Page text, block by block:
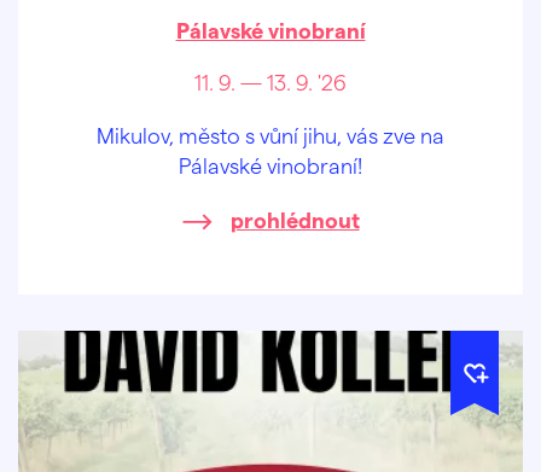
Pálavské vinobraní
11. 9. — 13. 9. '26
Mikulov, město s vůní jihu, vás zve na
Pálavské vinobraní!
prohlédnout